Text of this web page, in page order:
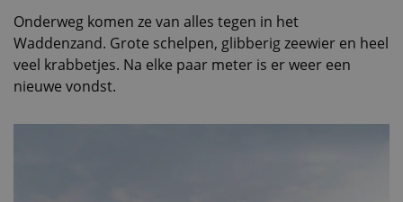
Onderweg komen ze van alles tegen in het
Waddenzand. Grote schelpen, glibberig zeewier en heel
veel krabbetjes. Na elke paar meter is er weer een
nieuwe vondst.